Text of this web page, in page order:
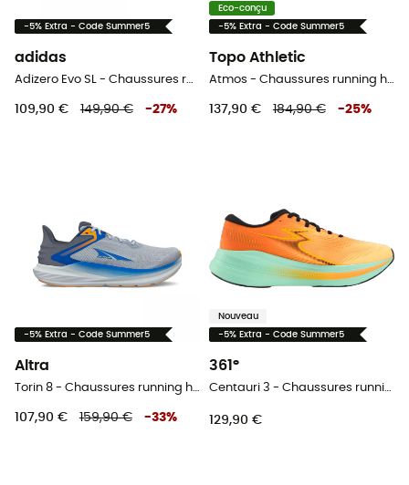
-5% Extra - Code Summer5
adidas
Adizero Evo SL - Chaussures running homme
109,90 € 149,90 € -27%
Eco-conçu
-5% Extra - Code Summer5
Topo Athletic
Atmos - Chaussures running homme
137,90 € 184,90 € -25%
-5% Extra - Code Summer5
Altra
Torin 8 - Chaussures running homme
107,90 € 159,90 € -33%
Nouveau
-5% Extra - Code Summer5
361°
Centauri 3 - Chaussures running homme
129,90 €